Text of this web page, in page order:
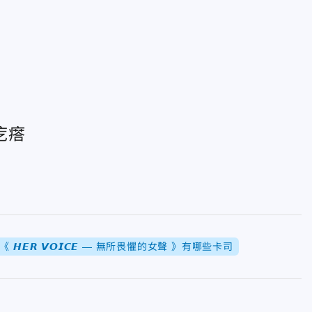
瘩
《 𝙃𝙀𝙍 𝙑𝙊𝙄𝘾𝙀 — 無所畏懼的女聲 》有哪些卡司